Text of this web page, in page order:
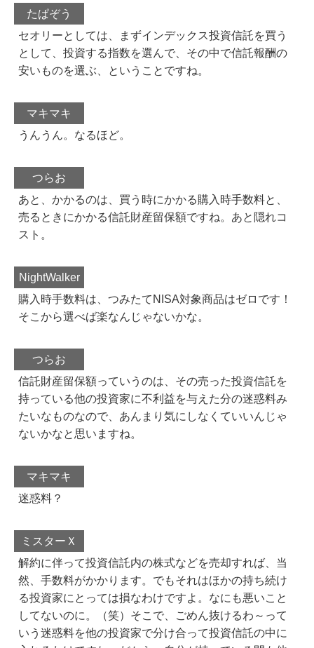
たぱぞう
セオリーとしては、まずインデックス投資信託を買う
として、投資する指数を選んで、その中で信託報酬の
安いものを選ぶ、ということですね。
マキマキ
うんうん。なるほど。
つらお
あと、かかるのは、買う時にかかる購入時手数料と、
売るときにかかる信託財産留保額ですね。あと隠れコ
スト。
NightWalker
購入時手数料は、つみたてNISA対象商品はゼロです！
そこから選べば楽なんじゃないかな。
つらお
信託財産留保額っていうのは、その売った投資信託を
持っている他の投資家に不利益を与えた分の迷惑料み
たいなものなので、あんまり気にしなくていいんじゃ
ないかなと思いますね。
マキマキ
迷惑料？
ミスターＸ
解約に伴って投資信託内の株式などを売却すれば、当
然、手数料がかかります。でもそれはほかの持ち続け
る投資家にとっては損なわけですよ。なにも悪いこと
してないのに。（笑）そこで、ごめん抜けるわ～って
いう迷惑料を他の投資家で分け合って投資信託の中に